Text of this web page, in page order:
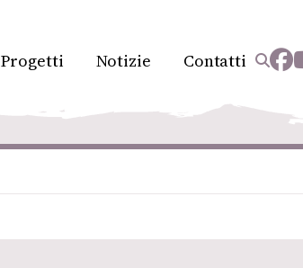
Progetti Notizie Contatti